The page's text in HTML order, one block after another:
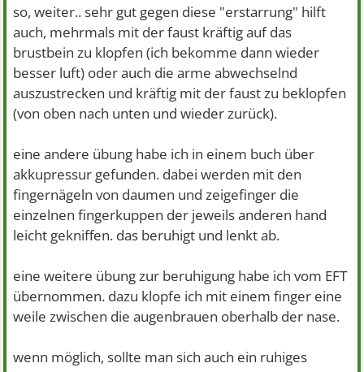
so, weiter.. sehr gut gegen diese "erstarrung" hilft
auch, mehrmals mit der faust kräftig auf das
brustbein zu klopfen (ich bekomme dann wieder
besser luft) oder auch die arme abwechselnd
auszustrecken und kräftig mit der faust zu beklopfen
(von oben nach unten und wieder zurück).
eine andere übung habe ich in einem buch über
akkupressur gefunden. dabei werden mit den
fingernägeln von daumen und zeigefinger die
einzelnen fingerkuppen der jeweils anderen hand
leicht gekniffen. das beruhigt und lenkt ab.
eine weitere übung zur beruhigung habe ich vom EFT
übernommen. dazu klopfe ich mit einem finger eine
weile zwischen die augenbrauen oberhalb der nase.
wenn möglich, sollte man sich auch ein ruhiges